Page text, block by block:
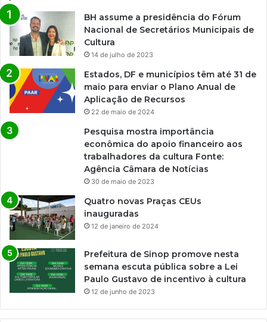
BH assume a presidência do Fórum
Nacional de Secretários Municipais de
Cultura
14 de julho de 2023
Estados, DF e municípios têm até 31 de
maio para enviar o Plano Anual de
Aplicação de Recursos
22 de maio de 2024
Pesquisa mostra importância
econômica do apoio financeiro aos
trabalhadores da cultura Fonte:
Agência Câmara de Notícias
30 de maio de 2023
Quatro novas Praças CEUs
inauguradas
12 de janeiro de 2024
Prefeitura de Sinop promove nesta
semana escuta pública sobre a Lei
Paulo Gustavo de incentivo à cultura
12 de junho de 2023